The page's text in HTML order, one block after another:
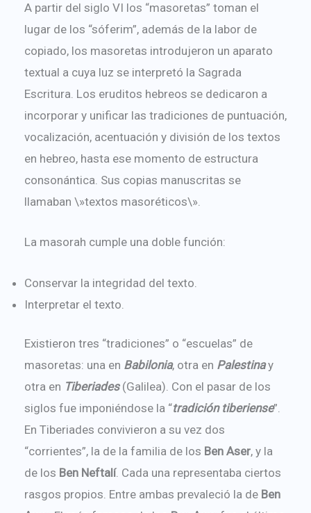
A partir del siglo VI los “masoretas” toman el
lugar de los “sóferim”, además de la labor de
copiado, los masoretas introdujeron un aparato
textual a cuya luz se interpretó la Sagrada
Escritura. Los eruditos hebreos se dedicaron a
incorporar y unificar las tradiciones de puntuación,
vocalización, acentuación y división de los textos
en hebreo, hasta ese momento de estructura
consonántica. Sus copias manuscritas se
llamaban \»textos masoréticos\».
La masorah cumple una doble función:
Conservar la integridad del texto.
Interpretar el texto.
Existieron tres “tradiciones” o “escuelas” de
masoretas: una en Babilonia, otra en Palestinay
otra en Tiberiades(Galilea). Con el pasar de los
siglos fue imponiéndose la “tradición tiberiense”.
En Tiberiades convivieron a su vez dos
“corrientes”, la de la familia de los Ben Aser, y la
de los Ben Neftalí. Cada una representaba ciertos
rasgos propios. Entre ambas prevaleció la de Ben